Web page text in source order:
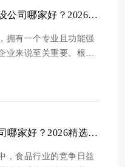
好地做出决策，我们通
，对市场上的网站建设
深圳食品网站建设公司哪家好？2026精选10家垂直领域专业建站服务商
拥有一个专业且功能强
业来说至关重要。根据
解食品企业的产品和服
深圳，众多的网站建设
正适合食品企业的呢？
食品网站建设公司哪家好？2026精选10家专业食品行业建站服务商
，食品行业的竞争日益